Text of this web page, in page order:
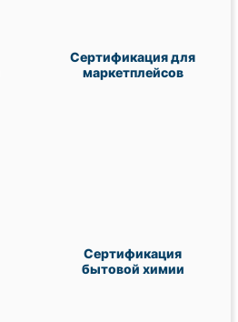
Сертификация для
маркетплейсов
Сертификация
бытовой химии